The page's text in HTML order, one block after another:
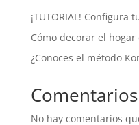
¡TUTORIAL! Configura
Cómo decorar el
¿Conoces el método
No hay comentarios